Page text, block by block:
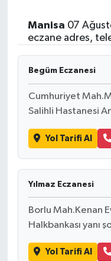
Manisa 07
eczane adres,
Begüm Eczanesi
Cumhuriyet
Salihli Hastanesi
Yol Tarifi Al
Yılmaz Eczanesi
Borlu Mah.Kenan
Halkbankası yanı
Yol Tarifi Al